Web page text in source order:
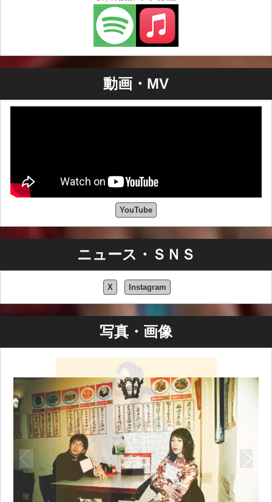
動画・MV
YouTube
ニュース・ＳＮＳ
X Instagram
写真・画像